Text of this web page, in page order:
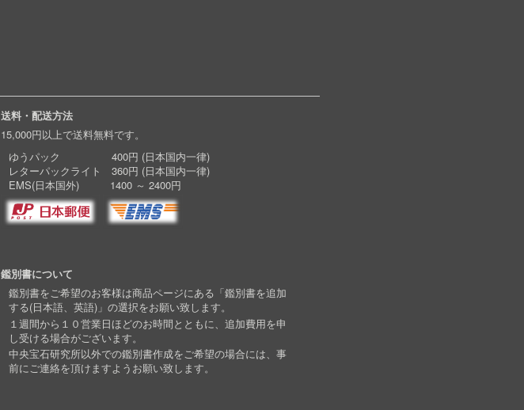
送料・配送方法
15,000円以上で送料無料です。
ゆうパック 400円 (日本国内一律)
レターパックライト 360円 (日本国内一律)
EMS(日本国外) 1400 ～ 2400円
鑑別書について
鑑別書をご希望のお客様は商品ページにある「鑑別書を追加
する(日本語、英語)」の選択をお願い致します。
１週間から１０営業日ほどのお時間とともに、追加費用を申
し受ける場合がございます。
中央宝石研究所以外での鑑別書作成をご希望の場合には、事
前にご連絡を頂けますようお願い致します。